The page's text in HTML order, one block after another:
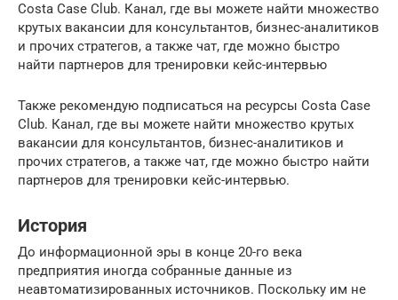
Costa Case Club. Канал, где вы можете найти множество
крутых вакансии для консультантов, бизнес-аналитиков
и прочих стратегов, а также чат, где можно быстро
найти партнеров для тренировки кейс-интервью
Также рекомендую подписаться на ресурсы Costa Case
Club. Канал, где вы можете найти множество крутых
вакансии для консультантов, бизнес-аналитиков и
прочих стратегов, а также чат, где можно быстро найти
партнеров для тренировки кейс-интервью.
История
До информационной эры в конце 20-го века
предприятия иногда собранные данные из
неавтоматизированных источников. Поскольку им не